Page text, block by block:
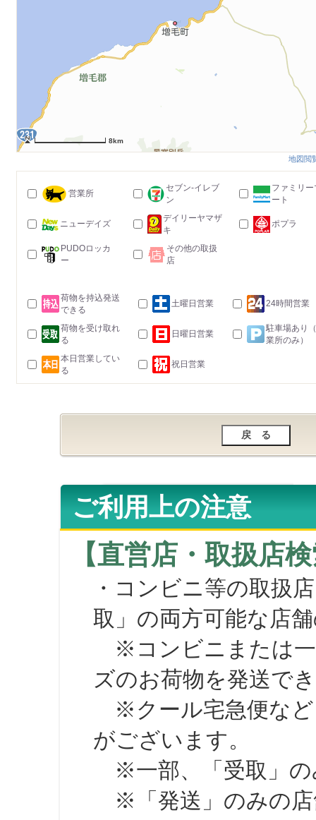
8km
地図閲
営業所
セブン-イレブ
ン
ファミリー
ート
ニューデイズ
デイリーヤマザ
キ
ポプラ
PUDOロッカ
ー
その他の取扱
店
荷物を持込発送
できる
土曜日営業 24時間営業
荷物を受け取れ
る
日曜日営業
駐車場あり
業所のみ）
本日営業してい
る
祝日営業
ご利用上の注意
【直営店・取扱店
・コンビニ等の取扱
取」の両方可能な店
※コンビニまたは一
ズのお荷物を発送で
※クール宅急便など
がございます。
※一部、「受取」の
※「発送」のみの店